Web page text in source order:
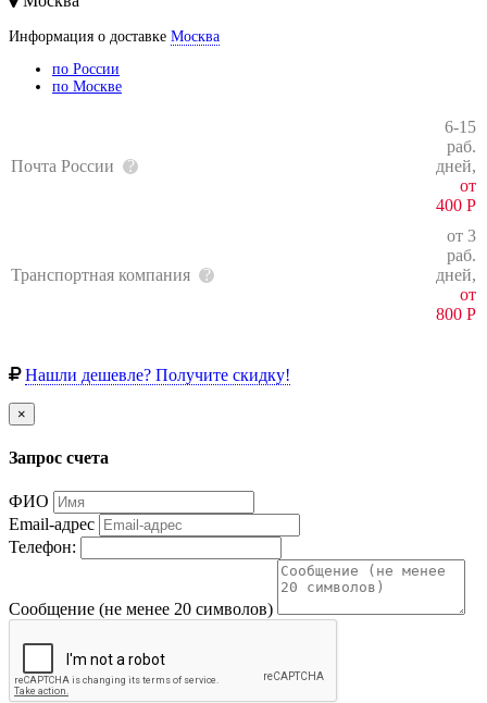
Информация о доставке Москва
по России
по Москве
Почта России
6-15
раб.
дней,
от
400 Р
Транспортная компания
от 3
раб.
дней,
от
800 Р
Нашли дешевле? Получите скидку!
×
Запрос счета
ФИО
Email-адрес
Телефон:
Сообщение (не менее 20 символов)